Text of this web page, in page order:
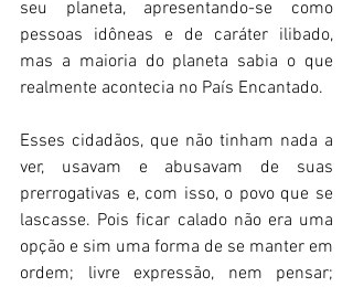
seu planeta, apresentando-se como
pessoas idôneas e de caráter ilibado,
mas a maioria do planeta sabia o que
realmente acontecia no País Encantado.
Esses cidadãos, que não tinham nada a
ver, usavam e abusavam de suas
prerrogativas e, com isso, o povo que se
lascasse. Pois ficar calado não era uma
opção e sim uma forma de se manter em
ordem; livre expressão, nem pensar;